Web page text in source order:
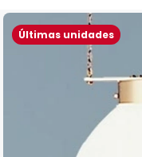
Últimas unidades
Saltar
al